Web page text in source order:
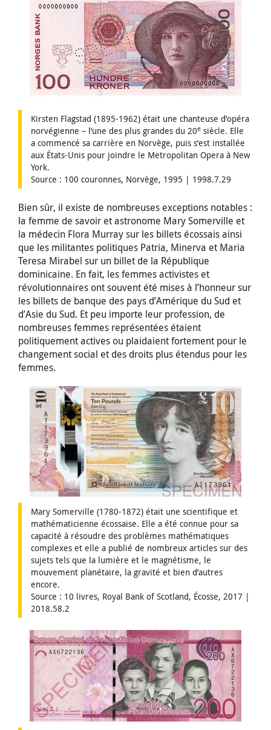
Kirsten Flagstad (1895-1962) était une chanteuse d’opéra
norvégienne – l’une des plus grandes du 20e siècle. Elle
a commencé sa carrière en Norvège, puis s’est installée
aux États-Unis pour joindre le Metropolitan Opera à New
York.
Source : 100 couronnes, Norvège, 1995 | 1998.7.29
Bien sûr, il existe de nombreuses exceptions notables :
la femme de savoir et astronome Mary Somerville et
la médecin Flora Murray sur les billets écossais ainsi
que les militantes politiques Patria, Minerva et Maria
Teresa Mirabel sur un billet de la République
dominicaine. En fait, les femmes activistes et
révolutionnaires ont souvent été mises à l’honneur sur
les billets de banque des pays d’Amérique du Sud et
d’Asie du Sud. Et peu importe leur profession, de
nombreuses femmes représentées étaient
politiquement actives ou plaidaient fortement pour le
changement social et des droits plus étendus pour les
femmes.
Mary Somerville (1780-1872) était une scientifique et
mathématicienne écossaise. Elle a été connue pour sa
capacité à résoudre des problèmes mathématiques
complexes et elle a publié de nombreux articles sur des
sujets tels que la lumière et le magnétisme, le
mouvement planétaire, la gravité et bien d’autres
encore.
Source : 10 livres, Royal Bank of Scotland, Écosse, 2017 |
2018.58.2